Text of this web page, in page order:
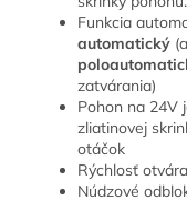
Funkcia
automatický
zatvárania)
Pohon na 24V
zliatinovej
otáčok
Rýchlosť
Núdzové